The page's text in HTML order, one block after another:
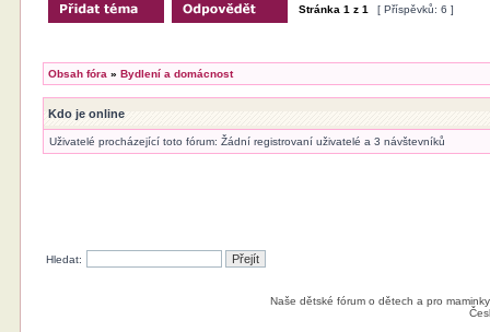
Stránka1 z1 [ Příspěvků: 6 ]
Obsah fóra »Bydlení a domácnost
Kdo je online
Uživatelé procházející toto fórum: Žádní registrovaní uživatelé a 3 návštevníků
Hledat:
Naše dětské fórum o dětech a pro